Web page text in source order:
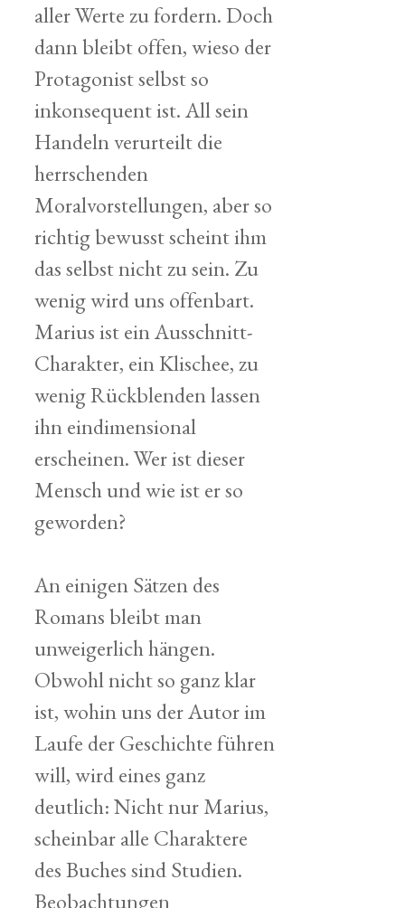
aller Werte zu fordern. Doch
dann bleibt offen, wieso der
Protagonist selbst so
inkonsequent ist. All sein
Handeln verurteilt die
herrschenden
Moralvorstellungen, aber so
richtig bewusst scheint ihm
das selbst nicht zu sein. Zu
wenig wird uns offenbart.
Marius ist ein Ausschnitt-
Charakter, ein Klischee, zu
wenig Rückblenden lassen
ihn eindimensional
erscheinen. Wer ist dieser
Mensch und wie ist er so
geworden?
An einigen Sätzen des
Romans bleibt man
unweigerlich hängen.
Obwohl nicht so ganz klar
ist, wohin uns der Autor im
Laufe der Geschichte führen
will, wird eines ganz
deutlich: Nicht nur Marius,
scheinbar alle Charaktere
des Buches sind Studien.
Beobachtungen